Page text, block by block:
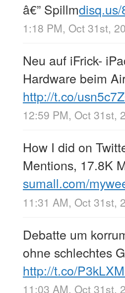
â€” Spillm
1:18 PM, Oct 31st,
Neu auf iFrick-
Hardware beim
http://t.co/
12:59 PM, Oct 31st,
How I did on
Mentions, 17.8K
sumall.com/
11:31 AM, Oct 31st,
Debatte um
ohne schlechtes
http://t.co/
11:03 AM, Oct 31st,